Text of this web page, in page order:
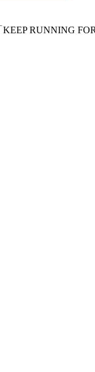
RUNNING